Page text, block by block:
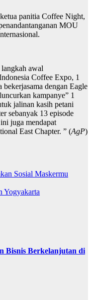
panitia Coffee Night,
MOU
awal
Coffee Expo, 1
dengan Eagle
kampanye” 1
jalinan kasih petani
sebanyak 13 episode
juga mendapat
East Chapter. ” (AgP)
Sosial Maskermu
Yogyakarta
Bisnis Berkelanjutan di